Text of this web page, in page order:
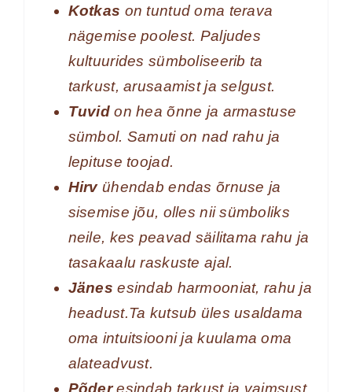
Kotkas on tuntud oma terava
nägemise poolest. Paljudes
kultuurides sümboliseerib ta
tarkust, arusaamist ja selgust.
Tuvidon hea õnne ja armastuse
sümbol. Samuti on nad rahu ja
lepituse toojad.
Hirvühendab endas õrnuse ja
sisemise jõu, olles nii sümboliks
neile, kes peavad säilitama rahu ja
tasakaalu raskuste ajal.
Jänes esindab harmooniat, rahu ja
headust.Ta kutsub üles usaldama
oma intuitsiooni ja kuulama oma
alateadvust.
Põderesindab tarkust ja vaimsust,